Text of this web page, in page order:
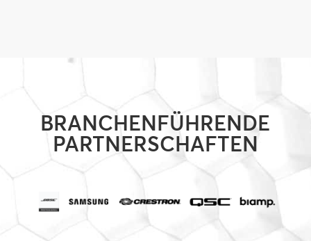
BRANCHENFÜHRENDE
PARTNERSCHAFTEN